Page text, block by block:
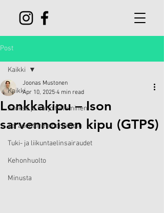
Post
Kaikki
Juoksu ja harjoitteleminen
Terapeuttinen harjoittelu
Tuki- ja liikuntaelinsairaudet
Kehonhuolto
Minusta
Kaikki
Lonkkakipu – Ison
sarvennoisen kipu (GTPS)
Joonas Mustonen
Apr 10, 2025 4 min read